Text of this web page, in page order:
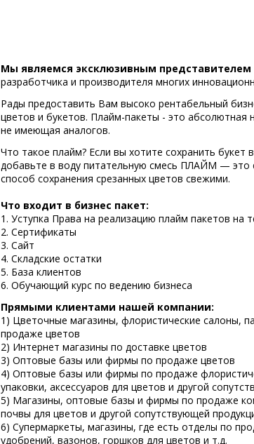
Мы являемся эксклюзивным
разработчика и производителя многих
Рады предоставить Вам высоко рентабельный
цветов и букетов. Плайм-пакеты - это абсолютная
не имеющая аналогов.
Что такое плайм? Если вы хотите сохранить букет
добавьте в воду питательную смесь ПЛАЙМ — это
способ сохранения срезанных цветов свежими.
Что входит в бизнес пакет:
1. Уступка Права на реализацию плайм пакетов на
2. Сертификаты
3. Сайт
4. Складские остатки
5. База клиентов
6. Обучающий курс по ведению бизнеса
Прямыми клиентами нашей компании:
1) Цветочные магазины, флористические салоны,
продаже цветов
2) Интернет магазины по доставке цветов
3) Оптовые базы или фирмы по продаже цветов
4) Оптовые базы или фирмы по продаже
упаковки, аксессуаров для цветов и другой
5) Магазины, оптовые базы и фирмы по продаже
почвы для цветов и другой сопутствующей
6) Супермаркеты, магазины, где есть отделы по
удобрений, вазонов, горшков для цветов и т.д.